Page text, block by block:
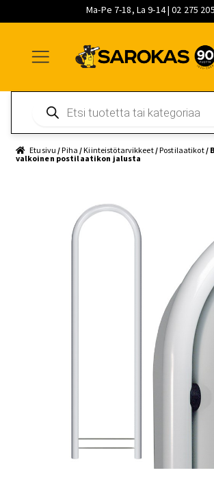
Ma-Pe 7-18, La 9-14 | 02 275
navigointiin
sisältöön
pääsisältöön
search
Etusivu /Piha /Kiinteistötarvikkeet/Postilaatikot/
valkoinen postilaatikon jalusta